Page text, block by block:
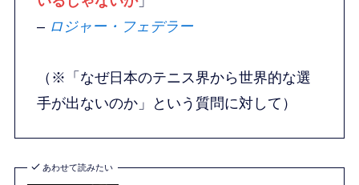
– ロジャー・フェデラー
（※「なぜ日本のテニス界から世界的な選
手が出ないのか」という質問に対して）
あわせて読みたい